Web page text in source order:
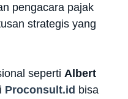
pengacara pajak
strategis yang
seperti Albert
Proconsult.id bisa